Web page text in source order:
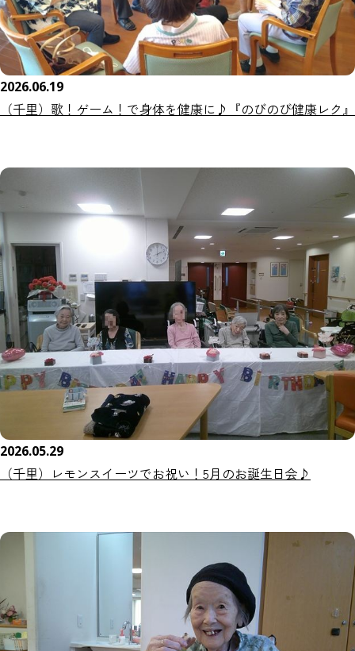
2026.06.19
（千里）歌！ゲーム！で身体を健康に♪『のびのび健康レク』
2026.05.29
（千里）レモンスイーツでお祝い！5月のお誕生日会♪